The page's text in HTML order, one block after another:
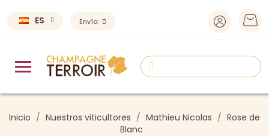
ES Envío:
Inicio Nuestros viticultores Mathieu Nicolas
Rose de
Blanc